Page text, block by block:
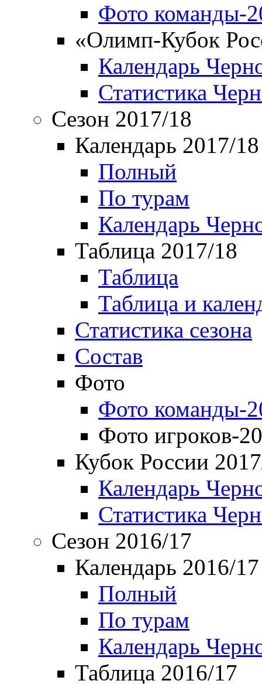
Фото команды-
«Олимп-Кубок
Календарь
Статистика
Сезон 2017/18
Календарь 2017/18
Полный
По турам
Календарь
Таблица 2017/18
Таблица
Таблица и
Статистика сезона
Состав
Фото
Фото команды-
Фото игроков-
Кубок России
Календарь
Статистика
Сезон 2016/17
Календарь 2016/17
Полный
По турам
Календарь
Таблица 2016/17